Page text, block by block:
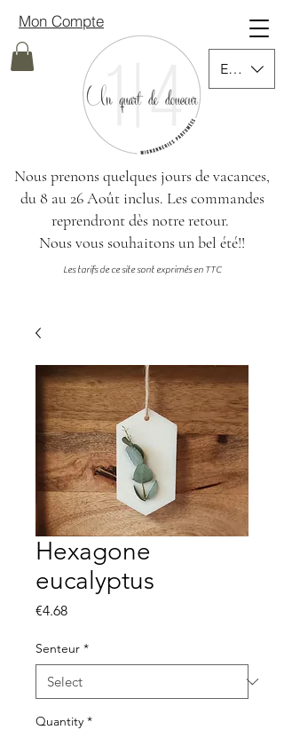
Les tarifs de ce site sont exprimés en TTC
EUR (€)
Mon Compte
Nous prenons quelques jours de vacances,
du 8 au 26 Août inclus. Les commandes
reprendront dès notre retour.
Nous vous souhaitons un bel été!!
Hexagone
eucalyptus
€4.68Price
Senteur *
Quantity *